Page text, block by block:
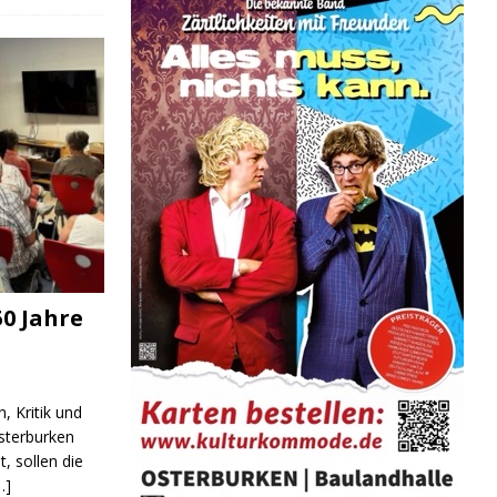
BILDUNG JUGEND/BILDUNG JUGEND/
Jahre
Kritik und
sollen die